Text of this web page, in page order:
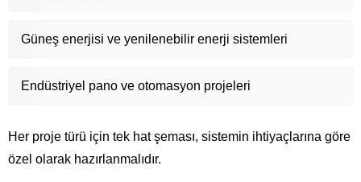
Güneş enerjisi ve yenilenebilir enerji sistemleri
Endüstriyel pano ve otomasyon projeleri
Her proje türü için tek hat şeması, sistemin ihtiyaçlarına göre
özel olarak hazırlanmalıdır.